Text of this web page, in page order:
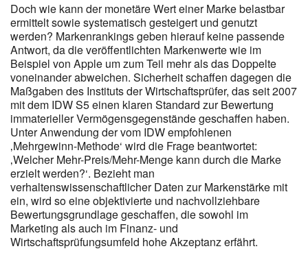
Doch wie kann der monetäre Wert einer Marke belastbar
ermittelt sowie systematisch gesteigert und genutzt
werden? Markenrankings geben hierauf keine passende
Antwort, da die veröffentlichten Markenwerte wie im
Beispiel von Apple um zum Teil mehr als das Doppelte
voneinander abweichen. Sicherheit schaffen dagegen die
Maßgaben des Instituts der Wirtschaftsprüfer, das seit 2007
mit dem IDW S5 einen klaren Standard zur Bewertung
immaterieller Vermögensgegenstände geschaffen haben.
Unter Anwendung der vom IDW empfohlenen
‚Mehrgewinn-Methode‘ wird die Frage beantwortet:
‚Welcher Mehr-Preis/Mehr-Menge kann durch die Marke
erzielt werden?‘. Bezieht man
verhaltenswissenschaftlicher Daten zur Markenstärke mit
ein, wird so eine objektivierte und nachvollziehbare
Bewertungsgrundlage geschaffen, die sowohl im
Marketing als auch im Finanz- und
Wirtschaftsprüfungsumfeld hohe Akzeptanz erfährt.